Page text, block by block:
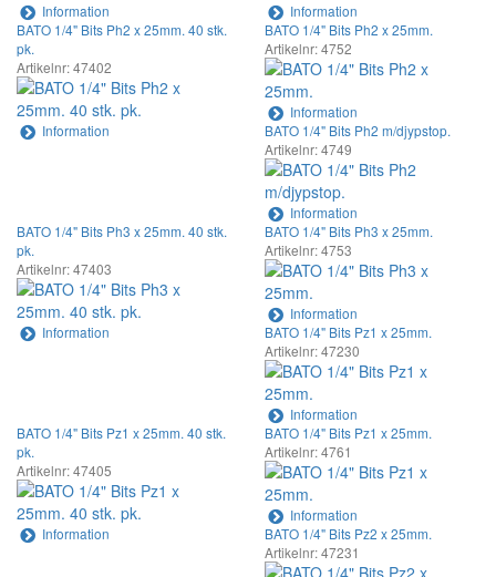
Information
Information
BATO 1/4" Bits Ph2 x 25mm. 40 stk.
pk.
Artikelnr: 47402
Information
BATO 1/4" Bits Ph2 x 25mm.
Artikelnr: 4752
Information
BATO 1/4" Bits Ph2 m/djypstop.
Artikelnr: 4749
Information
BATO 1/4" Bits Ph3 x 25mm. 40 stk.
pk.
Artikelnr: 47403
Information
BATO 1/4" Bits Ph3 x 25mm.
Artikelnr: 4753
Information
BATO 1/4" Bits Pz1 x 25mm.
Artikelnr: 47230
Information
BATO 1/4" Bits Pz1 x 25mm. 40 stk.
pk.
Artikelnr: 47405
Information
BATO 1/4" Bits Pz1 x 25mm.
Artikelnr: 4761
Information
BATO 1/4" Bits Pz2 x 25mm.
Artikelnr: 47231